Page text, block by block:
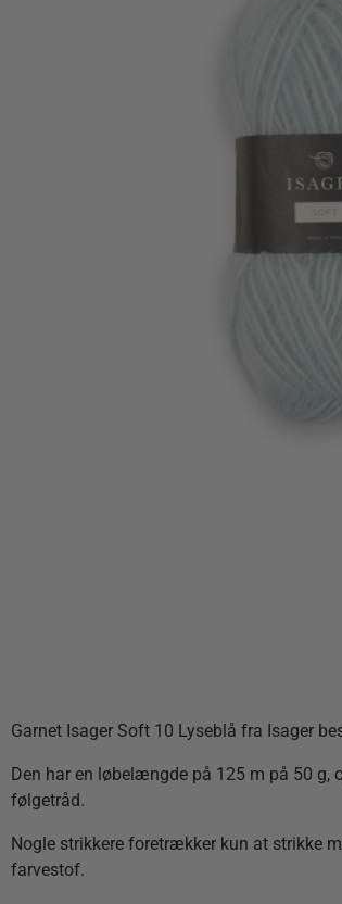
Garnet Isager Soft 10 Lyseblå fra Isager
Den har en løbelængde på 125 m på 50 g,
følgetråd.
Nogle strikkere foretrækker kun at strikke
farvestof.